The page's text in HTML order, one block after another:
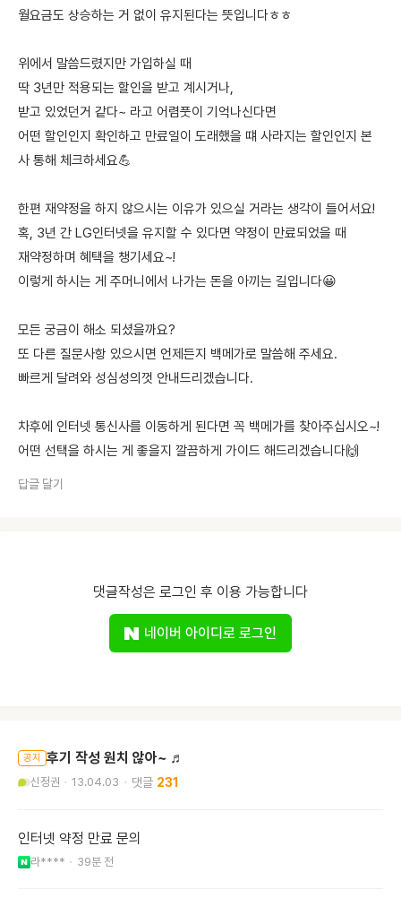
월요금도 상승하는 거 없이 유지된다는 뜻입니다ㅎㅎ
위에서 말씀드렸지만 가입하실 때
딱 3년만 적용되는 할인을 받고 계시거나,
받고 있었던거 같다~ 라고 어렴풋이 기억나신다면
어떤 할인인지 확인하고 만료일이 도래했을 떄 사라지는 할인인지 본
사 통해 체크하세요💪
한편 재약정을 하지 않으시는 이유가 있으실 거라는 생각이 들어서요!
혹, 3년 간 LG인터넷을 유지할 수 있다면 약정이 만료되었을 때
재약정하며 혜택을 챙기세요~!
이렇게 하시는 게 주머니에서 나가는 돈을 아끼는 길입니다😀
모든 궁금이 해소 되셨을까요?
또 다른 질문사항 있으시면 언제든지 백메가로 말씀해 주세요.
빠르게 달려와 성심성의껏 안내드리겠습니다.
차후에 인터넷 통신사를 이동하게 된다면 꼭 백메가를 찾아주십시오~!
어떤 선택을 하시는 게 좋을지 깔끔하게 가이드 해드리겠습니다🙌
답글 달기
댓글작성은 로그인 후 이용 가능합니다
네이버 아이디로 로그인
공지 후기 작성 원치 않아~ ♬
신정권 13.04.03 231
인터넷 약정 만료 문의
라**** 39분 전